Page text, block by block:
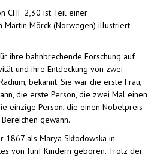
CHF 2,30 ist Teil einer
Martin Mörck (Norwegen) illustriert
ihre bahnbrechende Forschung auf
und ihre Entdeckung von zwei
bekannt. Sie war die erste Frau,
die erste Person, die zwei Mal einen
einzige Person, die einen Nobelpreis
gewann.
1867 als Marya Skłodowska in
von fünf Kindern geboren. Trotz der